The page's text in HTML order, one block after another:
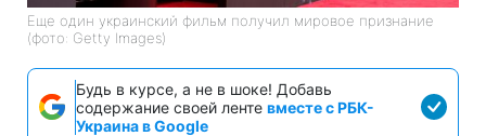
Еще один украинский фильм получил мировое признание
(фото: Getty Images)
Будь в курсе, а не в шоке! Добавь
содержание своей ленте вместе с РБК-
Украина в Google